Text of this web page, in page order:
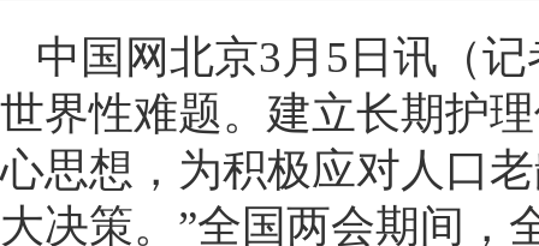
中国网北京3月5日讯（
世界性难题。建立长期护
心思想，为积极应对人口
大决策。”全国两会期间，